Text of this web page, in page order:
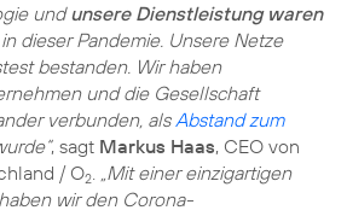
undunsere Dienstleistung waren
dieser Pandemie. Unsere Netze
bestanden. Wir haben
und die Gesellschaft
verbunden, alsAbstand zum
, sagt Markus Haas, CEO von
/ O2. „Mit einer einzigartigen
wir den Corona-